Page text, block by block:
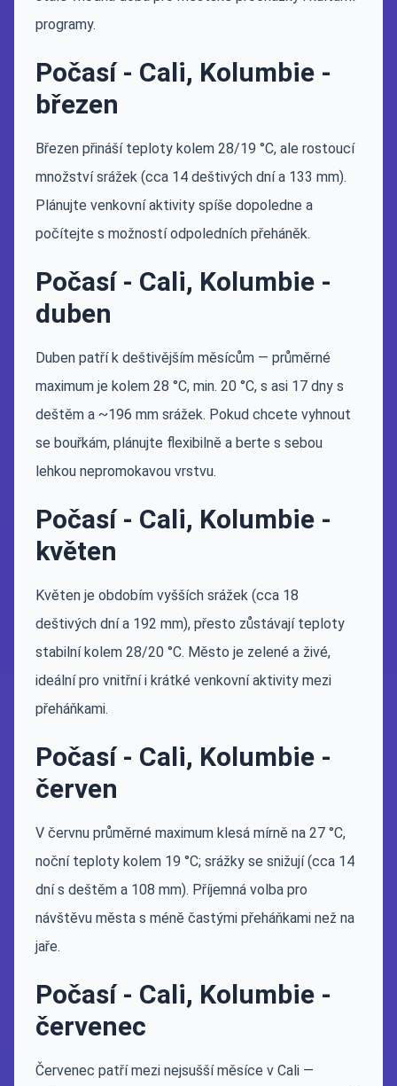
programy.
Počasí - Cali, Kolumbie -
březen
Březen přináší teploty kolem 28/19 °C, ale rostoucí
množství srážek (cca 14 deštivých dní a 133 mm).
Plánujte venkovní aktivity spíše dopoledne a
počítejte s možností odpoledních přeháněk.
Počasí - Cali, Kolumbie -
duben
Duben patří k deštivějším měsícům — průměrné
maximum je kolem 28 °C, min. 20 °C, s asi 17 dny s
deštěm a ~196 mm srážek. Pokud chcete vyhnout
se bouřkám, plánujte flexibilně a berte s sebou
lehkou nepromokavou vrstvu.
Počasí - Cali, Kolumbie -
květen
Květen je obdobím vyšších srážek (cca 18
deštivých dní a 192 mm), přesto zůstávají teploty
stabilní kolem 28/20 °C. Město je zelené a živé,
ideální pro vnitřní i krátké venkovní aktivity mezi
přeháňkami.
Počasí - Cali, Kolumbie -
červen
V červnu průměrné maximum klesá mírně na 27 °C,
noční teploty kolem 19 °C; srážky se snižují (cca 14
dní s deštěm a 108 mm). Příjemná volba pro
návštěvu města s méně častými přeháňkami než na
jaře.
Počasí - Cali, Kolumbie -
červenec
Červenec patří mezi nejsušší měsíce v Cali —